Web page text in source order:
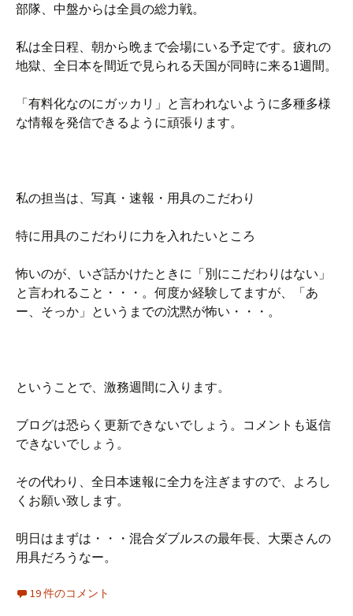
部隊、中盤からは全員の総力戦。
私は全日程、朝から晩まで会場にいる予定です。疲れの
地獄、全日本を間近で見られる天国が同時に来る1週間。
「有料化なのにガッカリ」と言われないように多種多様
な情報を発信できるように頑張ります。
私の担当は、写真・速報・用具のこだわり
特に用具のこだわりに力を入れたいところ
怖いのが、いざ話かけたときに「別にこだわりはない」
と言われること・・・。何度か経験してますが、「あ
ー、そっか」というまでの沈黙が怖い・・・。
ということで、激務週間に入ります。
ブログは恐らく更新できないでしょう。コメントも返信
できないでしょう。
その代わり、全日本速報に全力を注ぎますので、よろし
くお願い致します。
明日はまずは・・・混合ダブルスの最年長、大栗さんの
用具だろうなー。
19 件のコメント